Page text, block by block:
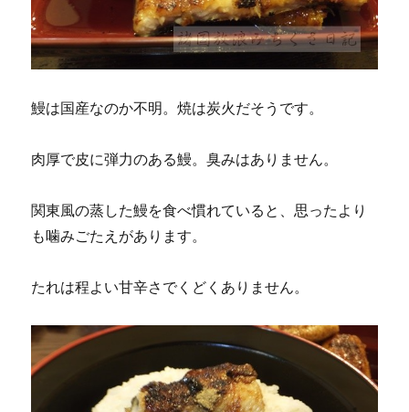
鰻は国産なのか不明。焼は炭火だそうです。
肉厚で皮に弾力のある鰻。臭みはありません。
関東風の蒸した鰻を食べ慣れていると、思ったより
も噛みごたえがあります。
たれは程よい甘辛さでくどくありません。